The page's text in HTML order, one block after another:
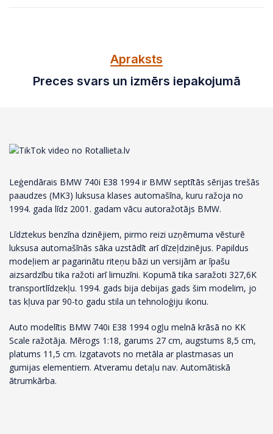
Apraksts
Preces svars un izmērs iepakojumā
Leģendārais BMW 740i E38 1994 ir BMW septītās sērijas trešās
paaudzes (MK3) luksusa klases automašīna, kuru ražoja no
1994. gada līdz 2001. gadam vācu autoražotājs BMW.
Līdztekus benzīna dzinējiem, pirmo reizi uzņēmuma vēsturē
luksusa automašīnās sāka uzstādīt arī dīzeļdzinējus. Papildus
modeļiem ar pagarinātu riteņu bāzi un versijām ar īpašu
aizsardzību tika ražoti arī limuzīni. Kopumā tika saražoti 327,6K
transportlīdzekļu. 1994. gads bija debijas gads šim modelim, jo
tas kļuva par 90-to gadu stila un tehnoloģiju ikonu.
Auto modelītis BMW 740i E38 1994 ogļu melnā krāsā no KK
Scale ražotāja. Mērogs 1:18, garums 27 cm, augstums 8,5 cm,
platums 11,5 cm. Izgatavots no metāla ar plastmasas un
gumijas elementiem. Atveramu detaļu nav. Automātiskā
ātrumkārba.